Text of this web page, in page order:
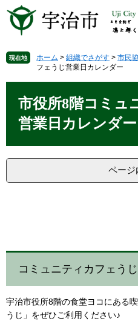
先
で
を
ば
へ
現在地 ホーム > 組織でさがす > 市民
フェうじ営業日カレンダー
市役所8階コミュ
営業日カレンダー
ページ
コミュニティカフェうじ
宇治市役所8階の食堂ヨコにある
うじ」をぜひご利用ください♪